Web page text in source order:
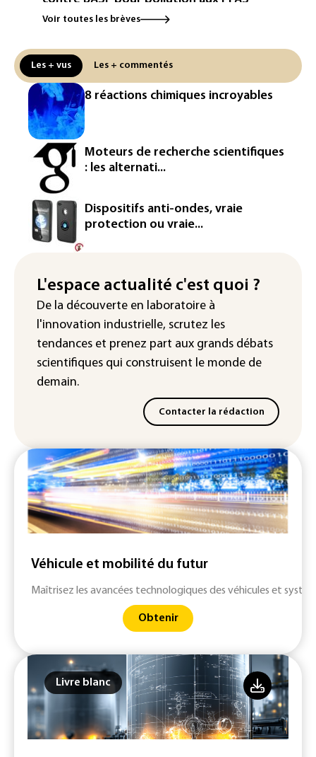
Canicule: à l'arrêt depuis fin juillet, la
réseau
Véhicules de livraison autonomes: la
France ouvre la voie à leur
homologation
Iris³: Eutelsat investira 3,4 milliards
d'euros dans la future constellation
européenne
Le magazine VSD racheté par
l'entrepreneur Vianney d'Alançon
La production française de maïs
"Retour en force" progressif de la
chaleur dans les prochains jours en
France
Voir toutes les brèves
Les + vus Les + commentés
8 réactions chimiques incroyables
Moteurs de recherche scientifiques
: les alternati...
Dispositifs anti-ondes, vraie
protection ou vraie...
L'espace actualité c'est quoi ?
De la découverte en laboratoire à
l'innovation industrielle, scrutez les
tendances et prenez part aux grands débats
scientifiques qui construisent le monde de
demain.
Contacter la rédaction
Véhicule et mobilité du futur
Maîtrisez les avancées technologiques des véhicules et
Obtenir
Livre blanc